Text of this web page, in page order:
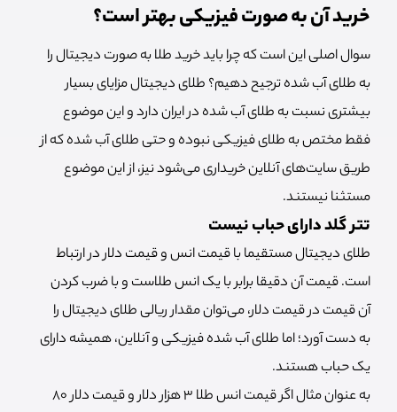
خرید آن به صورت فیزیکی بهتر است؟
سوال اصلی این است که چرا باید خرید طلا به صورت دیجیتال را
به طلای آب شده ترجیح دهیم؟ طلای دیجیتال مزایای بسیار
بیشتری نسبت به طلای آب شده در ایران دارد و این موضوع
فقط مختص به طلای فیزیکی نبوده و حتی طلای آب شده که از
طریق سایت‌های آنلاین خریداری می‌شود نیز، از این موضوع
مستثنا نیستند.
تتر گلد دارای حباب نیست
طلای دیجیتال مستقیما با قیمت انس و قیمت دلار در ارتباط
است. قیمت آن دقیقا برابر با یک انس طلاست و با ضرب کردن
آن قیمت در قیمت دلار، می‌توان مقدار ریالی طلای دیجیتال را
به دست آورد؛ اما طلای آب شده فیزیکی و آنلاین، همیشه دارای
یک حباب هستند.
به عنوان مثال اگر قیمت انس طلا 3 هزار دلار و قیمت دلار 80